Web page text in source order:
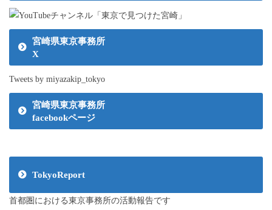
宮崎県東京事務所
X
Tweets by miyazakip_tokyo
宮崎県東京事務所
facebookページ
TokyoReport
首都圏における東京事務所の活動報告です